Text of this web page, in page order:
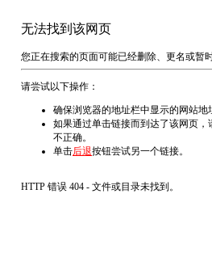
无法找到该网页
您正在搜索的页面可能已经删除、更名或暂
请尝试以下操作：
确保浏览器的地址栏中显示的网站地
如果通过单击链接而到达了该网页
不正确。
单击后退按钮尝试另一个链接。
HTTP 错误 404 - 文件或目录未找到。